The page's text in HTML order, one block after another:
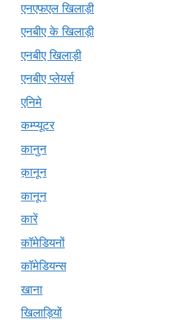
एनएफएल खिलाड़ी
एनबीए के खिलाड़ी
एनबीए खिलाड़ी
एनबीए प्लेयर्स
एनिमे
कम्प्यूटर
कानुन
क़ानून
कानून
कारें
कॉमेडियनों
कॉमेडियन्स
खाना
खिलाड़ियों